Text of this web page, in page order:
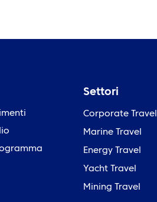
Settori
Corporate Travel
Marine Travel
Energy Travel
Yacht Travel
Mining Travel